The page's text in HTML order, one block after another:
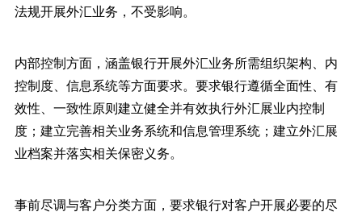
法规开展外汇业务，不受影响。
内部控制方面，涵盖银行开展外汇业务所需组织架构、内
控制度、信息系统等方面要求。要求银行遵循全面性、有
效性、一致性原则建立健全并有效执行外汇展业内控制
度；建立完善相关业务系统和信息管理系统；建立外汇展
业档案并落实相关保密义务。
事前尽调与客户分类方面，要求银行对客户开展必要的尽